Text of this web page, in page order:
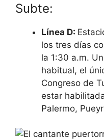
Subte:
Línea D:
los tres días
la 1:30 a.m.
habitual, el
Congreso de
estar
Palermo,